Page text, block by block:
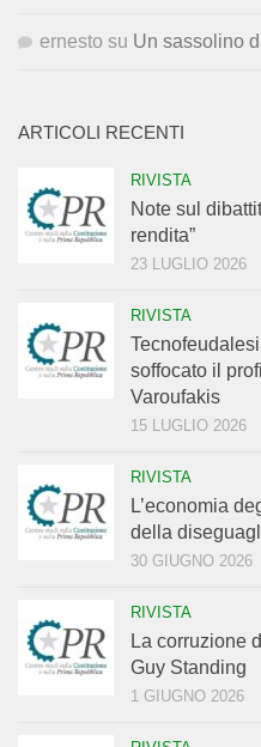
ernesto su Un sassolino
ARTICOLI RECENTI
RIVISTA
Note sul
rendita”
23 LUGLIO 2026
RIVISTA
soffocato il
Varoufakis
15 LUGLIO 2026
RIVISTA
L’economia
della
30 GIUGNO 2026
RIVISTA
La corruzione
Guy Standing
1 GIUGNO 2026